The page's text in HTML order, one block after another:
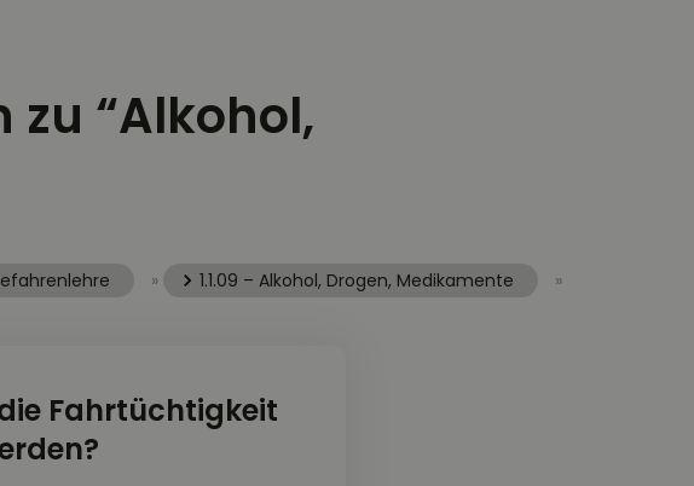
zu “Alkohol,
» 1.1.09 – Alkohol, Drogen, Medikamente »
Fahrtüchtigkeit